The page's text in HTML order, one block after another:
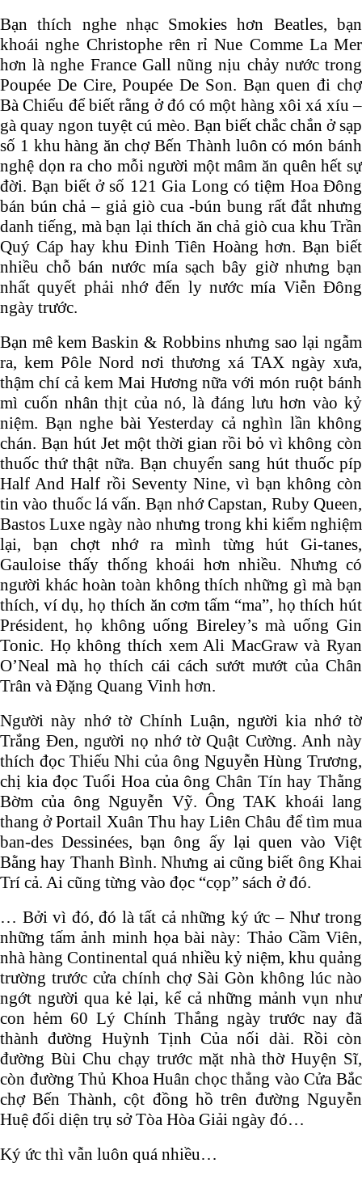
Bạn thích nghe nhạc Smokies hơn Beatles, bạn
khoái nghe Christophe rên rỉ Nue Comme La Mer
hơn là nghe France Gall nũng nịu chảy nước trong
Poupée De Cire, Poupée De Son. Bạn quen đi chợ
Bà Chiểu để biết rằng ở đó có một hàng xôi xá xíu –
gà quay ngon tuyệt cú mèo. Bạn biết chắc chắn ở sạp
số 1 khu hàng ăn chợ Bến Thành luôn có món bánh
nghệ dọn ra cho mỗi người một mâm ăn quên hết sự
đời. Bạn biết ở số 121 Gia Long có tiệm Hoa Đông
bán bún chả – giả giò cua -bún bung rất đắt nhưng
danh tiếng, mà bạn lại thích ăn chả giò cua khu Trần
Quý Cáp hay khu Đinh Tiên Hoàng hơn. Bạn biết
nhiều chỗ bán nước mía sạch bây giờ nhưng bạn
nhất quyết phải nhớ đến ly nước mía Viễn Đông
ngày trước.
Bạn mê kem Baskin & Robbins nhưng sao lại ngẫm
ra, kem Pôle Nord nơi thương xá TAX ngày xưa,
thậm chí cả kem Mai Hương nữa với món ruột bánh
mì cuốn nhân thịt của nó, là đáng lưu hơn vào kỷ
niệm. Bạn nghe bài Yesterday cả nghìn lần không
chán. Bạn hút Jet một thời gian rồi bỏ vì không còn
thuốc thứ thật nữa. Bạn chuyển sang hút thuốc píp
Half And Half rồi Seventy Nine, vì bạn không còn
tin vào thuốc lá vấn. Bạn nhớ Capstan, Ruby Queen,
Bastos Luxe ngày nào nhưng trong khi kiểm nghiệm
lại, bạn chợt nhớ ra mình từng hút Gi-tanes,
Gauloise thấy thống khoái hơn nhiều. Nhưng có
người khác hoàn toàn không thích những gì mà bạn
thích, ví dụ, họ thích ăn cơm tấm “ma”, họ thích hút
Président, họ không uống Bireley’s mà uống Gin
Tonic. Họ không thích xem Ali MacGraw và Ryan
O’Neal mà họ thích cái cách sướt mướt của Chân
Trân và Đặng Quang Vinh hơn.
Người này nhớ tờ Chính Luận, người kia nhớ tờ
Trắng Đen, người nọ nhớ tờ Quật Cường. Anh này
thích đọc Thiếu Nhi của ông Nguyễn Hùng Trương,
chị kia đọc Tuổi Hoa của ông Chân Tín hay Thằng
Bờm của ông Nguyễn Vỹ. Ông TAK khoái lang
thang ở Portail Xuân Thu hay Liên Châu để tìm mua
ban-des Dessinées, bạn ông ấy lại quen vào Việt
Bằng hay Thanh Bình. Nhưng ai cũng biết ông Khai
Trí cả. Ai cũng từng vào đọc “cọp” sách ở đó.
… Bởi vì đó, đó là tất cả những ký ức – Như trong
những tấm ảnh minh họa bài này: Thảo Cầm Viên,
nhà hàng Continental quá nhiều kỷ niệm, khu quảng
trường trước cửa chính chợ Sài Gòn không lúc nào
ngớt người qua kẻ lại, kể cả những mảnh vụn như
con hẻm 60 Lý Chính Thắng ngày trước nay đã
thành đường Huỳnh Tịnh Của nối dài. Rồi còn
đường Bùi Chu chạy trước mặt nhà thờ Huyện Sĩ,
còn đường Thủ Khoa Huân chọc thẳng vào Cửa Bắc
chợ Bến Thành, cột đồng hồ trên đường Nguyễn
Huệ đối diện trụ sở Tòa Hòa Giải ngày đó…
Ký ức thì vẫn luôn quá nhiều…